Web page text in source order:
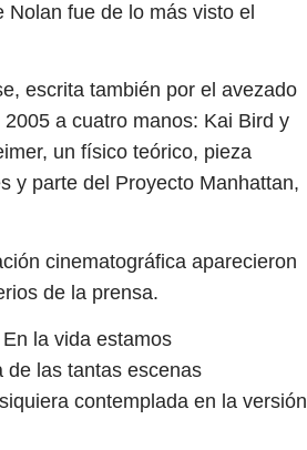
Nolan fue de lo más visto el
escrita también por el avezado
a cuatro manos: Kai Bird y
un físico teórico, pieza
y parte del Proyecto Manhattan,
cinematográfica aparecieron
de la prensa.
la vida estamos
de las tantas escenas
contemplada en la versión